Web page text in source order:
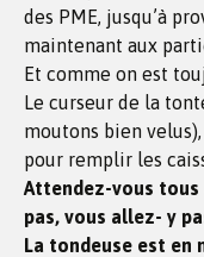
des PME, jusqu’à
maintenant aux
Et comme on est
Le curseur de la
moutons bien
pour remplir les
Attendez-vous
pas, vous allez- y
La tondeuse est en